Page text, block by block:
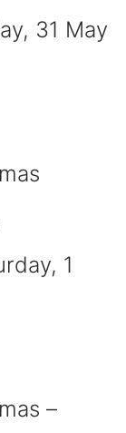
31 May
1
–